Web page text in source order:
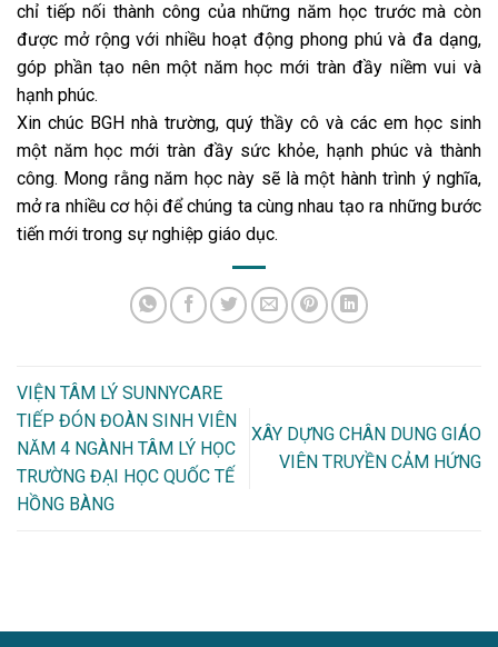
chỉ tiếp nối thành công của những năm học trước mà còn
được mở rộng với nhiều hoạt động phong phú và đa dạng,
góp phần tạo nên một năm học mới tràn đầy niềm vui và
hạnh phúc.
Xin chúc BGH nhà trường, quý thầy cô và các em học sinh
một năm học mới tràn đầy sức khỏe, hạnh phúc và thành
công. Mong rằng năm học này sẽ là một hành trình ý nghĩa,
mở ra nhiều cơ hội để chúng ta cùng nhau tạo ra những bước
tiến mới trong sự nghiệp giáo dục.
VIỆN TÂM LÝ SUNNYCARE
TIẾP ĐÓN ĐOÀN SINH VIÊN
NĂM 4 NGÀNH TÂM LÝ HỌC
TRƯỜNG ĐẠI HỌC QUỐC TẾ
HỒNG BÀNG
XÂY DỰNG CHÂN DUNG GIÁO
VIÊN TRUYỀN CẢM HỨNG